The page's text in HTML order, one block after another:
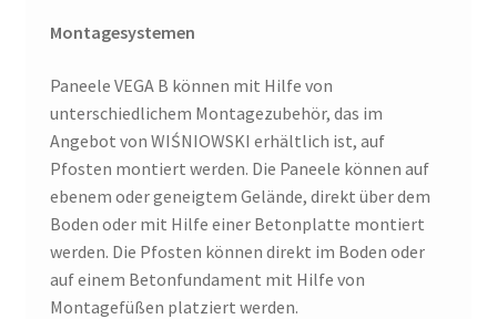
Montagesystemen
Paneele VEGA B können mit Hilfe von
unterschiedlichem Montagezubehör, das im
Angebot von WIŚNIOWSKI erhältlich ist, auf
Pfosten montiert werden. Die Paneele können auf
ebenem oder geneigtem Gelände, direkt über dem
Boden oder mit Hilfe einer Betonplatte montiert
werden. Die Pfosten können direkt im Boden oder
auf einem Betonfundament mit Hilfe von
Montagefüßen platziert werden.